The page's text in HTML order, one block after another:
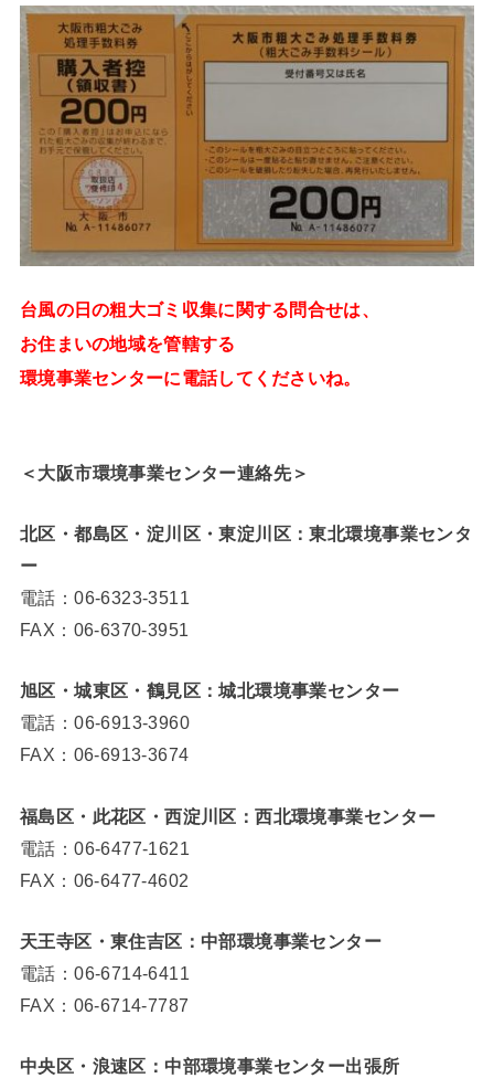
台風の日の粗大ゴミ収集に関する問合せは、
お住まいの地域を管轄する
環境事業センターに電話してくださいね。
＜大阪市環境事業センター連絡先＞
北区・都島区・淀川区・東淀川区：東北環境事業センタ
ー
電話：06-6323-3511
FAX：06-6370-3951
旭区・城東区・鶴見区：城北環境事業センター
電話：06-6913-3960
FAX：06-6913-3674
福島区・此花区・西淀川区：西北環境事業センター
電話：06-6477-1621
FAX：06-6477-4602
天王寺区・東住吉区：中部環境事業センター
電話：06-6714-6411
FAX：06-6714-7787
中央区・浪速区：中部環境事業センター出張所